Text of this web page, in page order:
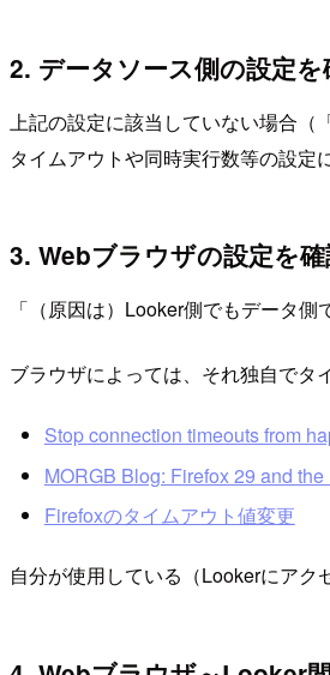
2. データソース側の設定を
上記の設定に該当していない場合（
タイムアウトや同時実行数等の設定
3. Webブラウザの設定を
「（原因は）Looker側でもデータ
ブラウザによっては、それ独自でタ
Stop connection timeouts from
MORGB Blog: Firefox 29 and
Firefoxのタイムアウト値変更
自分が使用している（Lookerにアク